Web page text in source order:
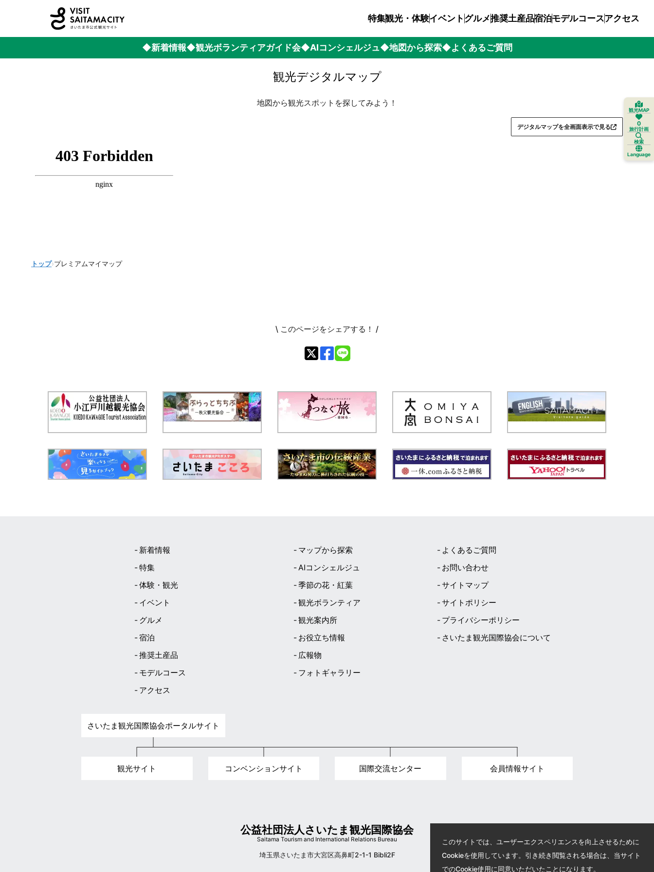
特集観光・体験イベントグルメ推奨土産品宿泊モデルコースアクセス
◆新着情報◆観光ボランティアガイド会◆AIコンシェルジュ◆地図から探索◆よくあるご質問
観光デジタルマップ
地図から観光スポットを探してみよう！
デジタルマップを全画面表示で見る
トップ›プレミアムマイマップ
観光MAP
0
旅行計画
検索
Language
\ このページをシェアする！ /
新着情報
特集
体験・観光
イベント
グルメ
宿泊
推奨土産品
モデルコース
アクセス
マップから探索
AIコンシェルジュ
季節の花・紅葉
観光ボランティア
観光案内所
お役立ち情報
広報物
フォトギャラリー
よくあるご質問
お問い合わせ
サイトマップ
サイトポリシー
プライバシーポリシー
さいたま観光国際協会について
さいたま観光国際協会ポータルサイト
観光サイト コンベンションサイト 国際交流センター 会員情報サイト
公益社団法人さいたま観光国際協会
Saitama Tourism and International Relations Bureau
埼玉県さいたま市大宮区高鼻町2-1-1 Bibli2F
このサイトでは、ユーザーエクスペリエンスを向上させるために
Cookieを使用しています。引き続き閲覧される場合は、当サイト
でのCookie使用に同意いただいたことになります。